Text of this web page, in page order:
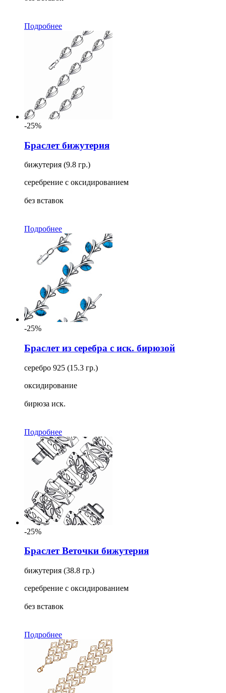
Подробнее
-25%
Браслет бижутерия
бижутерия (9.8 гр.)
серебрение с оксидированием
без вставок
Подробнее
-25%
Браслет из серебра с иск. бирюзой
серебро 925 (15.3 гр.)
оксидирование
бирюза иск.
Подробнее
-25%
Браслет Веточки бижутерия
бижутерия (38.8 гр.)
серебрение с оксидированием
без вставок
Подробнее